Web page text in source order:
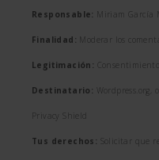
Responsable: Miriam García
Finalidad: Moderar los
Legitimación:
Destinatario:
Privacy Shield
Tus derechos: Solicitar que